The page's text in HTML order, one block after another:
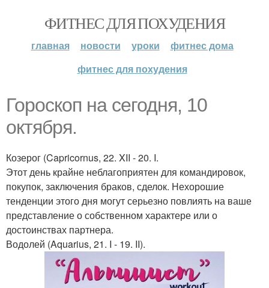
ФИТНЕС ДЛЯ ПОХУДЕНИЯ
главная новости уроки
фитнес дома
фитнес для похудения
Гороскоп на сегодня, 10
октября.
Козерог (Capricornus, 22. XII - 20. I.
Этот день крайне неблагоприятен для командировок,
покупок, заключения браков, сделок. Нехорошие
тенденции этого дня могут серьезно повлиять на ваше
представление о собственном характере или о
достоинствах партнера.
Водолей (Aquarius, 21. I - 19. II).